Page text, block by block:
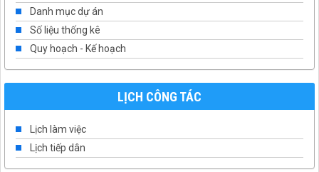
Danh mục dự án
Số liệu thống kê
Quy hoạch - Kế hoạch
LỊCH CÔNG TÁC
Lịch làm việc
Lịch tiếp dân